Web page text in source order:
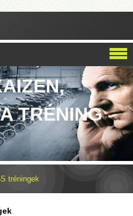
LEAN,
TRÉNING
tréningek